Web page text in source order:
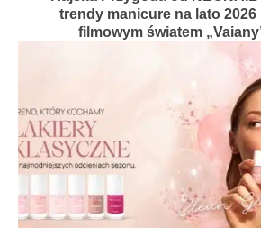
trendy manicure na lato
filmowym światem